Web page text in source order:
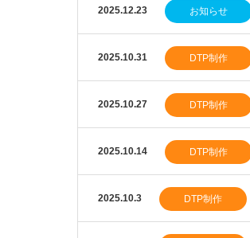
2025.12.23 お知らせ
2025.10.31 DTP制作
2025.10.27 DTP制作
2025.10.14 DTP制作
2025.10.3 DTP制作